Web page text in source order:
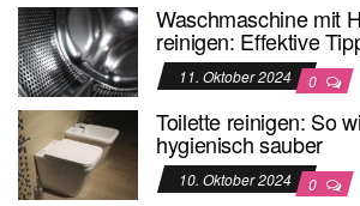
Waschmaschine mit
reinigen: Effektive
11. Oktober 2024 0
Toilette reinigen: So
hygienisch sauber
10. Oktober 2024 0